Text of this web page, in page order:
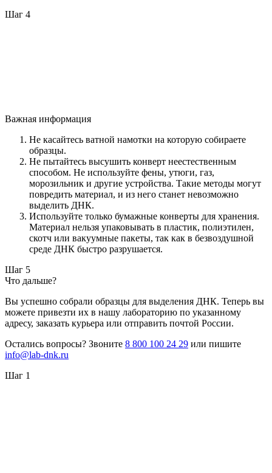
Шаг 4
Важная информация
Не касайтесь ватной намотки на которую собираете
образцы.
Не пытайтесь высушить конверт неестественным
способом. Не используйте фены, утюги, газ,
морозильник и другие устройства. Такие методы могут
повредить материал, и из него станет невозможно
выделить ДНК.
Используйте только бумажные конверты для хранения.
Материал нельзя упаковывать в пластик, полиэтилен,
скотч или вакуумные пакеты, так как в безвоздушной
среде ДНК быстро разрушается.
Шаг 5
Что дальше?
Вы успешно собрали образцы для выделения ДНК. Теперь вы
можете привезти их в нашу лабораторию по указанному
адресу, заказать курьера или отправить почтой России.
Остались вопросы? Звоните 8 800 100 24 29 или пишите
info@lab-dnk.ru
Шаг 1